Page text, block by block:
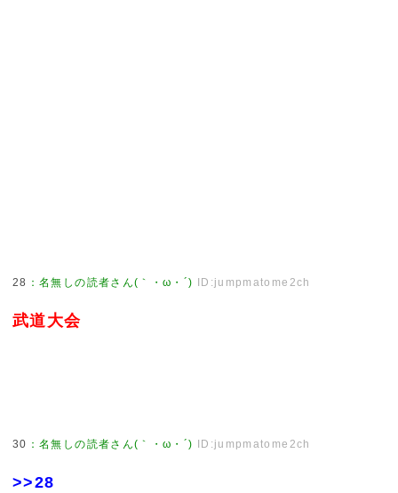
28 ：名無しの読者さん(｀・ω・´) ID:jumpmatome2ch
武道大会
30 ：名無しの読者さん(｀・ω・´) ID:jumpmatome2ch
>>28